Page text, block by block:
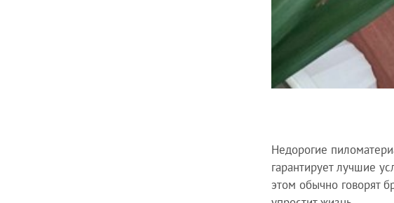
Недорогие
гарантирует лучшие
этом обычно говорят